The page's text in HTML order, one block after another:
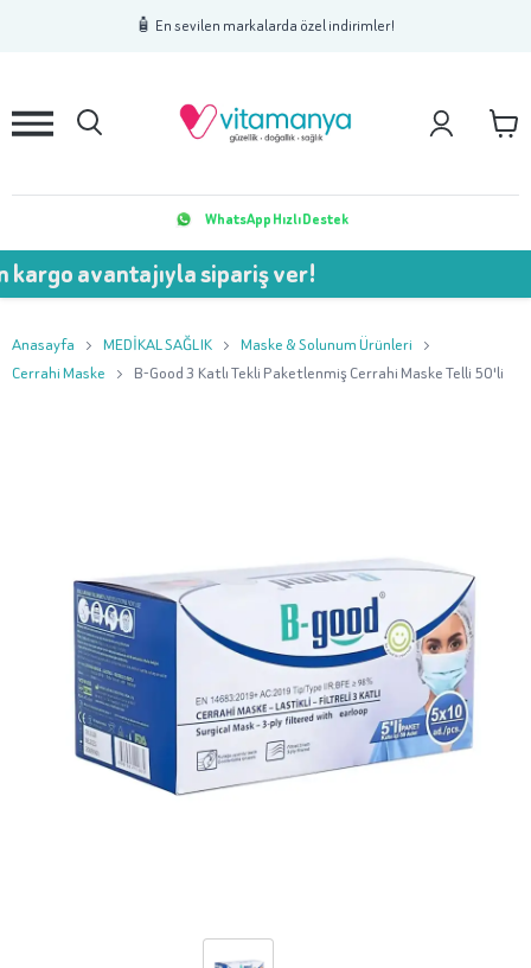
🧴 En sevilen markalarda özel indirimler!
2 3
WhatsApp Hızlı Destek
sipariş ver!
Anasayfa MEDİKAL SAĞLIK
Maske & Solunum Ürünleri
Cerrahi Maske
B-Good 3 Katlı Tekli Paketlenmiş Cerrahi Maske Telli 50'li